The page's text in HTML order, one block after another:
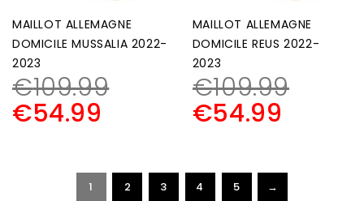
MAILLOT ALLEMAGNE
DOMICILE MUSSALIA 2022-
2023
€109.99
€54.99
MAILLOT ALLEMAGNE
DOMICILE REUS 2022-
2023
€109.99
€54.99
1 2 3 4 5 →